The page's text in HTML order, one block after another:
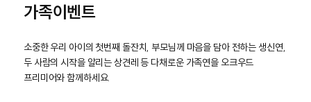
가족이벤트
소중한 우리 아이의 첫번째 돌잔치, 부모님께 마음을 담아 전하는 생신연,
두 사람의 시작을 알리는 상견레 등 다채로운 가족연을 오크우드
프리미어와 함께하세요.